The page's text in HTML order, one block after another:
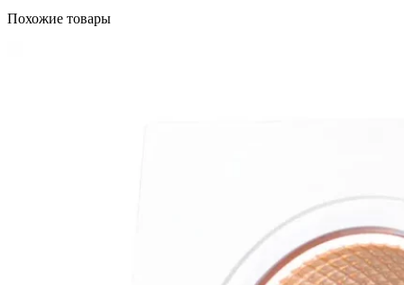
Похожие товары